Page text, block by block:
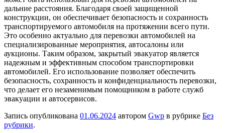
дальние расстояния. Благодаря своей защищенной
конструкции, он обеспечивает безопасность и сохранность
транспортируемого автомобиля на протяжении всего пути.
Это особенно актуально для перевозки автомобилей на
специализированные мероприятия, автосалоны или
аукционы. Таким образом, закрытый эвакуатор является
надежным и эффективным способом транспортировки
автомобилей. Его использование позволяет обеспечить
безопасность, сохранность и конфиденциальность перевозки,
что делает его незаменимым помощником в работе служб
эвакуации и автосервисов.
Запись опубликована 01.06.2024 автором Gwp в рубрике Без
рубрики.